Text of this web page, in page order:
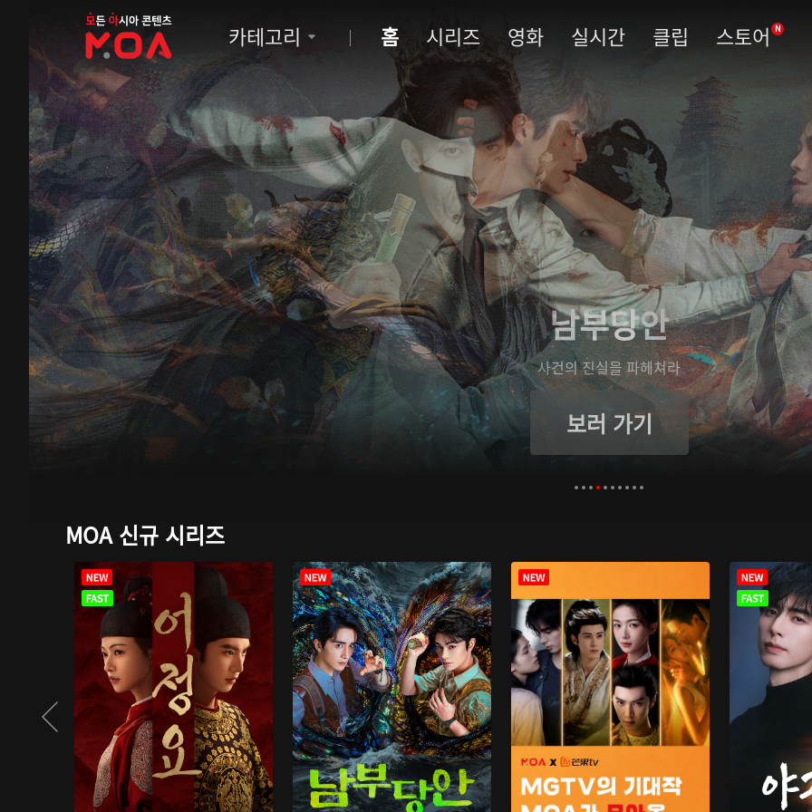
MOA
카테고리 홈 시리즈 영화 실시간 클립 스토어 N
남부당안
사건의 진실을 파헤쳐라
보러 가기
MOA 신규 시리즈